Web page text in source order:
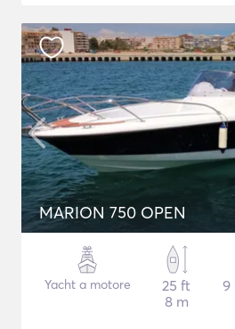
MARION 750 OPEN
Yacht a motore
25 ft
8 m
9